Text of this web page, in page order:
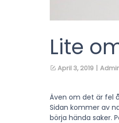
Lite
April 3, 2019 |
Även om det är fel
Sidan kommer av
börja hända saker.